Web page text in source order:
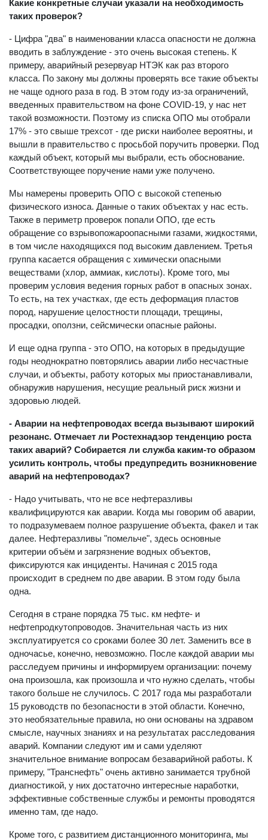
Какие конкретные случаи указали на необходимость
таких проверок?
- Цифра "два" в наименовании класса опасности не должна
вводить в заблуждение - это очень высокая степень. К
примеру, аварийный резервуар НТЭК как раз второго
класса. По закону мы должны проверять все такие объекты
не чаще одного раза в год. В этом году из-за ограничений,
введенных правительством на фоне COVID-19, у нас нет
такой возможности. Поэтому из списка ОПО мы отобрали
17% - это свыше трехсот - где риски наиболее вероятны, и
вышли в правительство с просьбой поручить проверки. Под
каждый объект, который мы выбрали, есть обоснование.
Соответствующее поручение нами уже получено.
Мы намерены проверить ОПО с высокой степенью
физического износа. Данные о таких объектах у нас есть.
Также в периметр проверок попали ОПО, где есть
обращение со взрывопожароопасными газами, жидкостями,
в том числе находящихся под высоким давлением. Третья
группа касается обращения с химически опасными
веществами (хлор, аммиак, кислоты). Кроме того, мы
проверим условия ведения горных работ в опасных зонах.
То есть, на тех участках, где есть деформация пластов
пород, нарушение целостности площади, трещины,
просадки, оползни, сейсмически опасные районы.
И еще одна группа - это ОПО, на которых в предыдущие
годы неоднократно повторялись аварии либо несчастные
случаи, и объекты, работу которых мы приостанавливали,
обнаружив нарушения, несущие реальный риск жизни и
здоровью людей.
- Аварии на нефтепроводах всегда вызывают широкий
резонанс. Отмечает ли Ростехнадзор тенденцию роста
таких аварий? Собирается ли служба каким-то образом
усилить контроль, чтобы предупредить возникновение
аварий на нефтепроводах?
- Надо учитывать, что не все нефтеразливы
квалифицируются как аварии. Когда мы говорим об аварии,
то подразумеваем полное разрушение объекта, факел и так
далее. Нефтеразливы "помельче", здесь основные
критерии объём и загрязнение водных объектов,
фиксируются как инциденты. Начиная с 2015 года
происходит в среднем по две аварии. В этом году была
одна.
Сегодня в стране порядка 75 тыс. км нефте- и
нефтепродкутопроводов. Значительная часть из них
эксплуатируется со сроками более 30 лет. Заменить все в
одночасье, конечно, невозможно. После каждой аварии мы
расследуем причины и информируем организации: почему
она произошла, как произошла и что нужно сделать, чтобы
такого больше не случилось. С 2017 года мы разработали
15 руководств по безопасности в этой области. Конечно,
это необязательные правила, но они основаны на здравом
смысле, научных знаниях и на результатах расследования
аварий. Компании следуют им и сами уделяют
значительное внимание вопросам безаварийной работы. К
примеру, "Транснефть" очень активно занимается трубной
диагностикой, у них достаточно интересные наработки,
эффективные собственные службы и ремонты проводятся
именно там, где надо.
Кроме того, с развитием дистанционного мониторинга, мы